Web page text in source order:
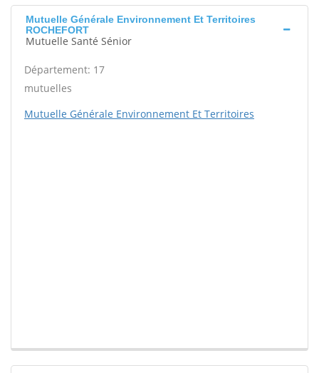
Mutuelle Générale Environnement Et Territoires
ROCHEFORT
Mutuelle Santé Sénior
Département: 17
mutuelles
Mutuelle Générale Environnement Et Territoires